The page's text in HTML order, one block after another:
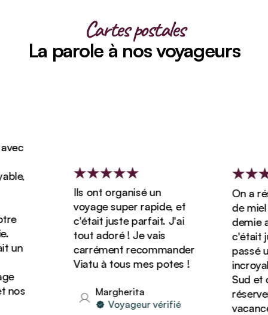
Cartes postales
La parole à nos voyageurs
Ils ont organisé un
voyage super rapide, et
c'était juste parfait. J'ai
tout adoré ! Je vais
carrément recommander
Viatu à tous mes potes !
Margherita
Voyageur vérifié
On a
de miel
demie
c'était
passé
Sud et